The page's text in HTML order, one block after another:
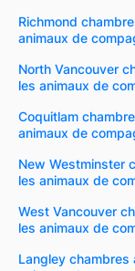
Richmond
animaux de
North Vancouver
les animaux de
Coquitlam
animaux de
New Westminster
les animaux de
West Vancouver
les animaux de
Langley chambres